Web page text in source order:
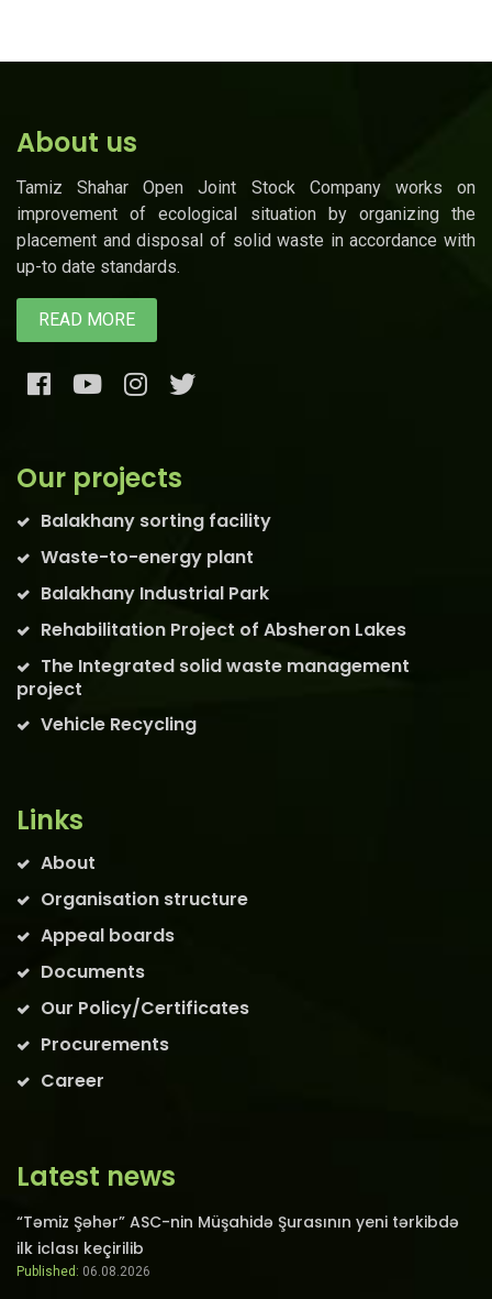
About us
Tamiz Shahar Open Joint Stock Company works on
improvement of ecological situation by organizing the
placement and disposal of solid waste in accordance with
up-to date standards.
READ MORE
Our projects
Balakhany sorting facility
Waste-to-energy plant
Balakhany Industrial Park
Rehabilitation Project of Absheron Lakes
The Integrated solid waste management
project
Vehicle Recycling
Links
About
Organisation structure
Appeal boards
Documents
Our Policy/Certificates
Procurements
Career
Latest news
“Təmiz Şəhər” ASC-nin Müşahidə Şurasının yeni tərkibdə
ilk iclası keçirilib
Published: 06.08.2026